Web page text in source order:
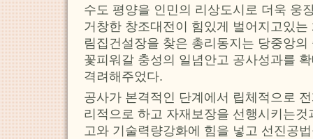
수도 평양을 인민의 리상도시로 더욱 웅
거창한 창조대전이 힘있게 벌어지고있
림집건설장을 찾은 총리동지는 당중앙
꽃피워갈 충성의 일념안고 공사성과를
격려해주었다.
공사가 본격적인 단계에서 립체적으로
리적으로 하고 자재보장을 선행시키는
고와 기술력량강화에 힘을 넣고 선진공